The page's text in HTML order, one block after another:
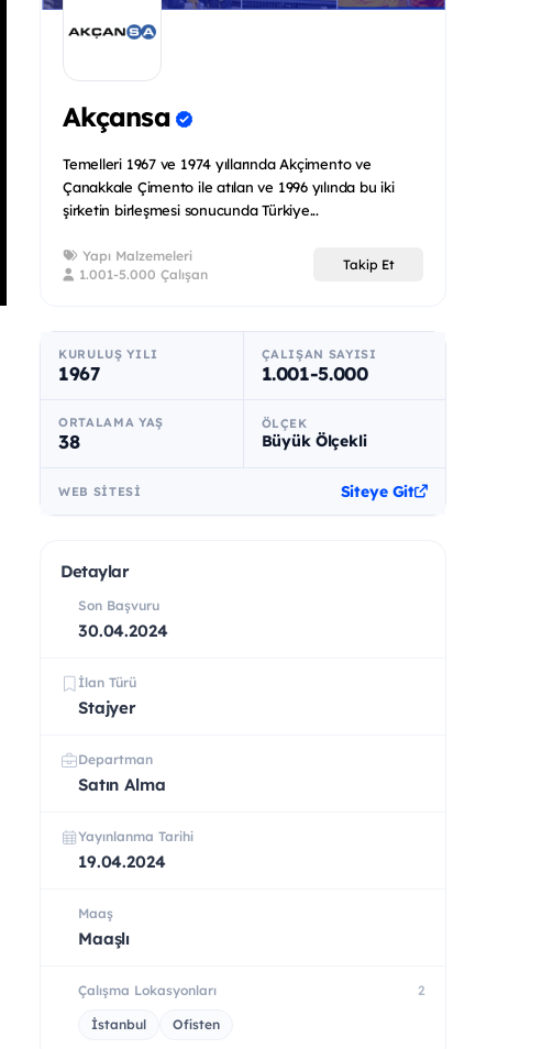
Akçansa
Temelleri 1967 ve 1974 yıllarında Akçimento ve
Çanakkale Çimento ile atılan ve 1996 yılında bu iki
şirketin birleşmesi sonucunda Türkiye...
Yapı Malzemeleri
1.001-5.000 Çalışan
Takip Et
KURULUŞ YILI
1967
ÇALIŞAN SAYISI
1.001-5.000
ORTALAMA YAŞ
38
ÖLÇEK
Büyük Ölçekli
WEB SITESI Siteye Git
Detaylar
Son Başvuru
30.04.2024
İlan Türü
Stajyer
Departman
Satın Alma
Yayınlanma Tarihi
19.04.2024
Maaş
Maaşlı
Çalışma Lokasyonları 2
İstanbul Ofisten